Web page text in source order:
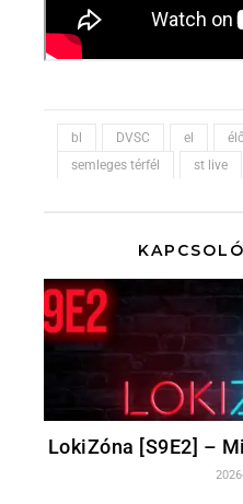
bl DVSC el
semleges térfél
st live
LokiZóna [S9E2] –